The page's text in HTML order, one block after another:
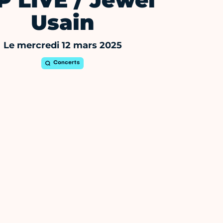
Usain
Le mercredi 12 mars 2025
Concerts